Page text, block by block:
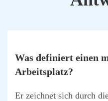
Was defi­niert einen
Arbeits­platz?
Er zeich­net sich durch